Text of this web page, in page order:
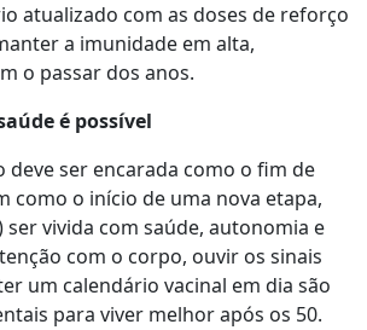
atualizado com as doses de reforço
a imunidade em alta,
o passar dos anos.
é possível
deve ser encarada como o fim de
como o início de uma nova etapa,
ser vivida com saúde, autonomia e
com o corpo, ouvir os sinais
um calendário vacinal em dia são
para viver melhor após os 50.